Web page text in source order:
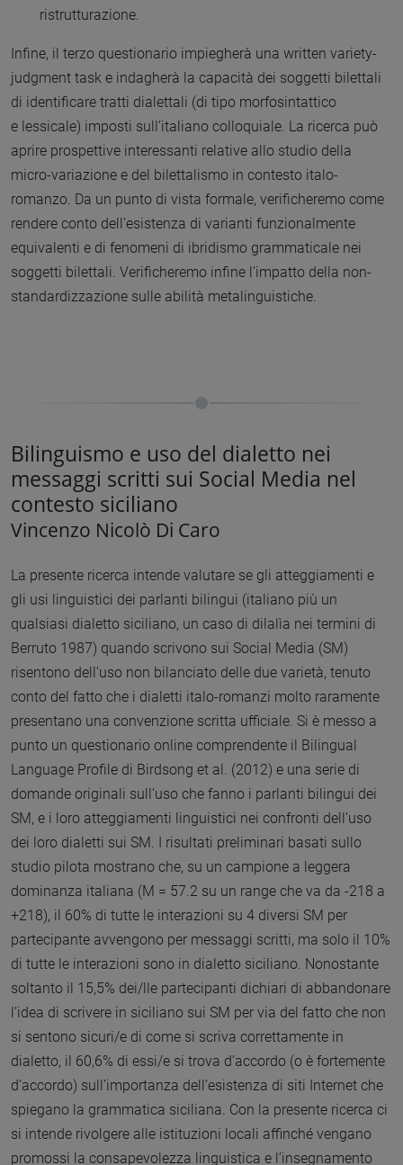
ristrutturazione.
Infine, il terzo questionario impiegherà una written variety-
judgment task e indagherà la capacità dei soggetti bilettali
di identificare tratti dialettali (di tipo morfosintattico
e lessicale) imposti sull’italiano colloquiale. La ricerca può
aprire prospettive interessanti relative allo studio della
micro-variazione e del bilettalismo in contesto italo-
romanzo. Da un punto di vista formale, verificheremo come
rendere conto dell’esistenza di varianti funzionalmente
equivalenti e di fenomeni di ibridismo grammaticale nei
soggetti bilettali. Verificheremo infine l’impatto della non-
standardizzazione sulle abilità metalinguistiche.
Bilinguismo e uso del dialetto nei
messaggi scritti sui Social Media nel
contesto siciliano
Vincenzo Nicolò Di Caro
La presente ricerca intende valutare se gli atteggiamenti e
gli usi linguistici dei parlanti bilingui (italiano più un
qualsiasi dialetto siciliano, un caso di dilalìa nei termini di
Berruto 1987) quando scrivono sui Social Media (SM)
risentono dell’uso non bilanciato delle due varietà, tenuto
conto del fatto che i dialetti italo-romanzi molto raramente
presentano una convenzione scritta ufficiale. Si è messo a
punto un questionario online comprendente il Bilingual
Language Profile di Birdsong et al. (2012) e una serie di
domande originali sull’uso che fanno i parlanti bilingui dei
SM, e i loro atteggiamenti linguistici nei confronti dell’uso
dei loro dialetti sui SM. I risultati preliminari basati sullo
studio pilota mostrano che, su un campione a leggera
dominanza italiana (M = 57.2 su un range che va da -218 a
+218), il 60% di tutte le interazioni su 4 diversi SM per
partecipante avvengono per messaggi scritti, ma solo il 10%
di tutte le interazioni sono in dialetto siciliano. Nonostante
soltanto il 15,5% dei/lle partecipanti dichiari di abbandonare
l’idea di scrivere in siciliano sui SM per via del fatto che non
si sentono sicuri/e di come si scriva correttamente in
dialetto, il 60,6% di essi/e si trova d’accordo (o è fortemente
d’accordo) sull’importanza dell’esistenza di siti Internet che
spiegano la grammatica siciliana. Con la presente ricerca ci
si intende rivolgere alle istituzioni locali affinché vengano
promossi la consapevolezza linguistica e l’insegnamento